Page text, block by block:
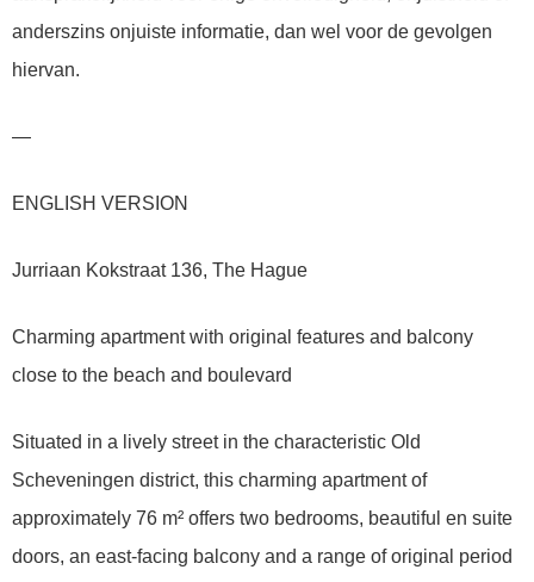
anderszins onjuiste informatie, dan wel voor de gevolgen
hiervan.
—
ENGLISH VERSION
Jurriaan Kokstraat 136, The Hague
Charming apartment with original features and balcony
close to the beach and boulevard
Situated in a lively street in the characteristic Old
Scheveningen district, this charming apartment of
approximately 76 m² offers two bedrooms, beautiful en suite
doors, an east-facing balcony and a range of original period